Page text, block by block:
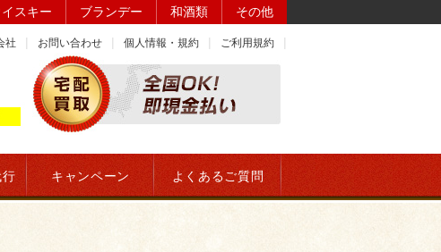
イスキー ブランデー 和酒類 その他
社 お問い合わせ 個人情報・規約 ご利用規約
キャンペーン よくあるご質問